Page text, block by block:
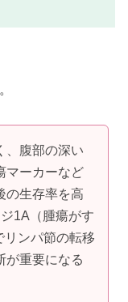
、腹部の深い
マーカーなど
の生存率を高
1A（腫瘍がす
リンパ節の転移
が重要になる